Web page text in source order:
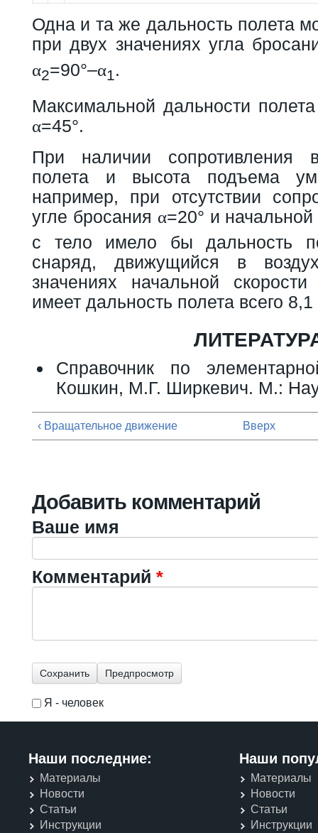
Одна и та же дальность полета
при двух значениях угла
α2=90°–α1.
Максимальной дальности полета
α=45°.
При наличии сопротивления
полета и высота подъема
например, при отсутствии
угле бросания α=20° и
с тело имело бы дальность
снаряд, движущийся в
значениях начальной
имеет дальность полета всего
Справочник по
Кошкин, М.Г. Ширкевич. М.:
‹ Вращательное движение Вверх
Добавить комментарий
Ваше имя
Комментарий *
Я - человек
Наши последние:
Материалы
Новости
Статьи
Инструкции
Наши
Материалы
Новости
Статьи
Инструкции